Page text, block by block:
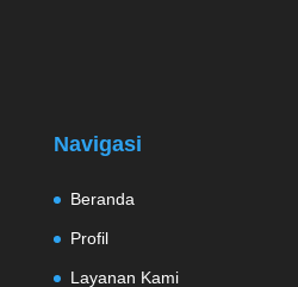
Navigasi
Beranda
Profil
Layanan Kami